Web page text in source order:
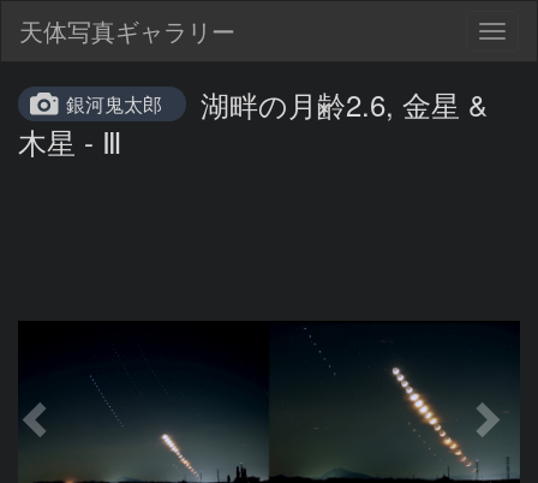
天体写真ギャラリー
銀河鬼太郎
湖畔の月齢2.6, 金星 &
木星 - Ⅲ